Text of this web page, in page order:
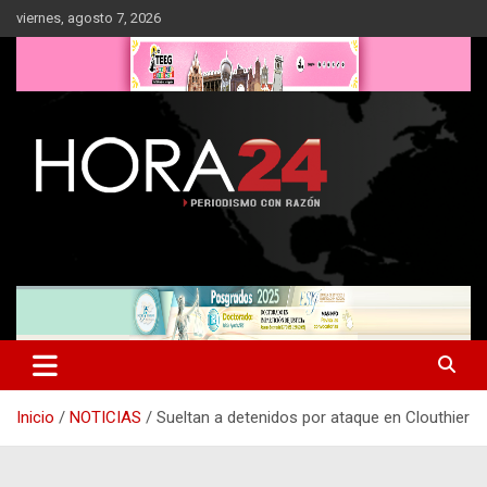
Saltar
al
viernes, agosto 7, 2026
Inicio NOTICIAS Sueltan a detenidos por ataque en Clouthier